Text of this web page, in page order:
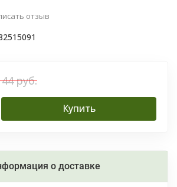
отзыв
руб.
Купить
о доставке